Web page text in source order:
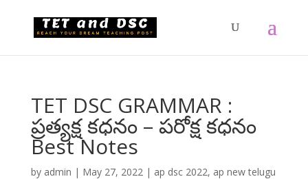
TET DSC GRAMMAR :
ప్రత్యక్ష కధనం – పరోక్ష కధనం
Best Notes
by admin | May 27, 2022| ap dsc 2022, ap new telugu